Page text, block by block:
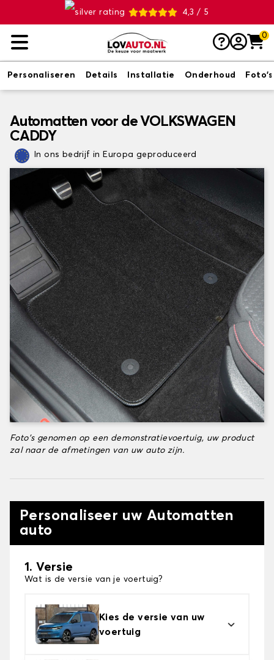
4,3 / 5
0
Personaliseren Details Installatie Onderhoud Foto's
Automatten voor de VOLKSWAGEN
CADDY
In ons bedrijf in Europa geproduceerd
Foto's genomen op een demonstratievoertuig, uw product
zal naar de afmetingen van uw auto zijn.
Personaliseer uw Automatten
auto
1. Versie
Wat is de versie van je voertuig?
Kies de versie van uw
voertuig